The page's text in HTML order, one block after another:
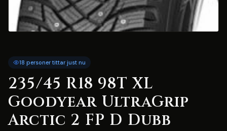
18 personer tittar just nu
235/45 R18 98T XL
Goodyear UltraGrip
Arctic 2 FP D Dubb